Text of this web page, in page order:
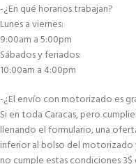
-¿En qué horarios trabajan?
Lunes a viernes:
9:00am a 5:00pm
Sábados y feriados:
10:00am a 4:00pm
-¿El envío con motorizado es
Si en toda Caracas, pero
llenando el formulario, una
inferior al bolso del motorizado
no cumple estas condiciones